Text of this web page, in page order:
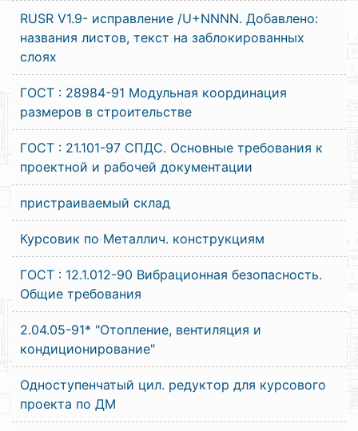
RUSR V1.9- исправление /U+NNNN. Добавлено:
названия листов, текст на заблокированных
слоях
ГОСТ : 28984-91 Модульная координация
размеров в строительстве
ГОСТ : 21.101-97 СПДС. Основные требования к
проектной и рабочей документации
пристраиваемый склад
Курсовик по Металлич. конструкциям
ГОСТ : 12.1.012-90 Вибрационная безопасность.
Общие требования
2.04.05-91* "Отопление, вентиляция и
кондиционирование"
Одноступенчатый цил. редуктор для курсового
проекта по ДМ